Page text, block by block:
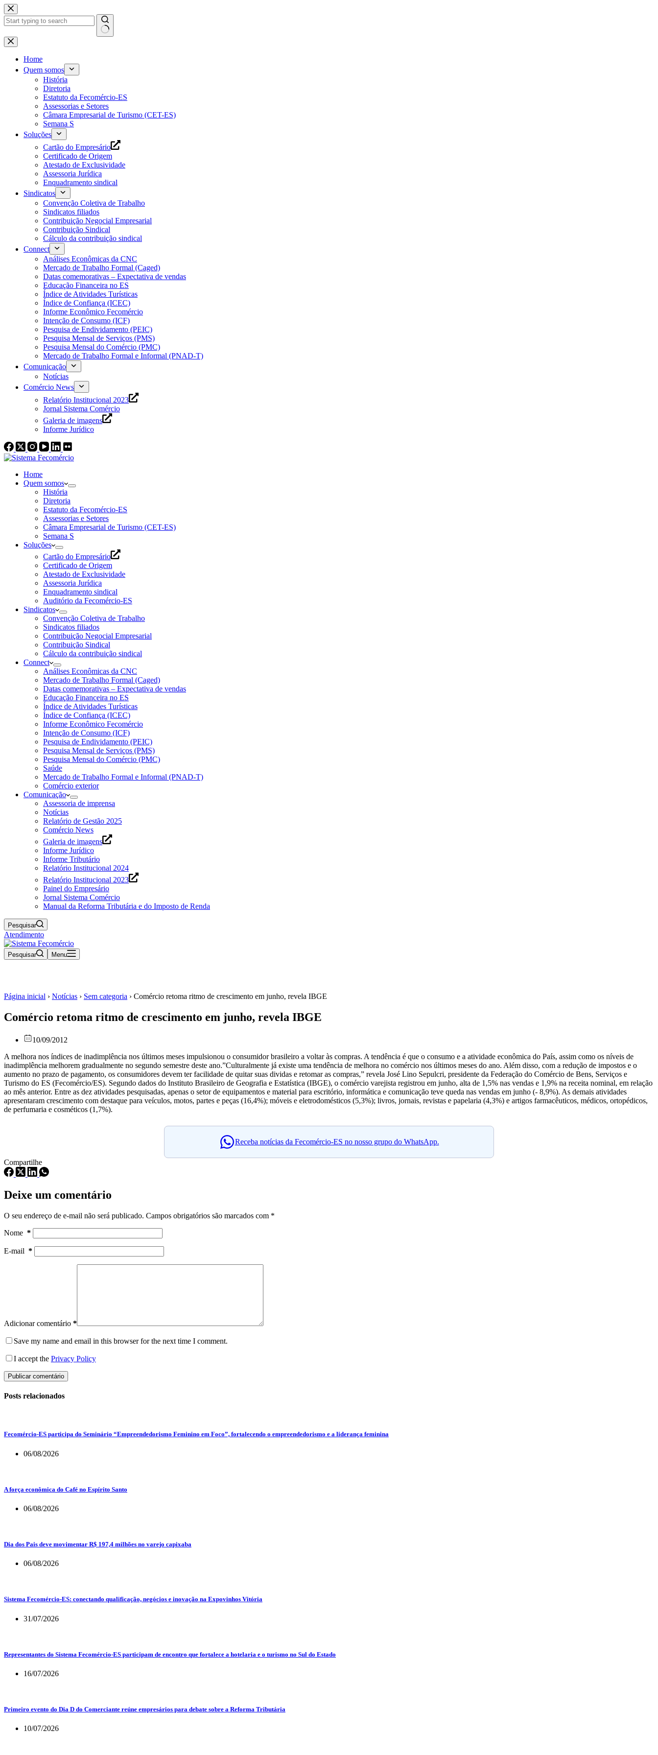
Pular
para
o
Home
Quem somos
História
Diretoria
Estatuto da Fecomércio-ES
Assessorias e Setores
Câmara Empresarial de Turismo (CET-ES)
Semana S
Soluções
Cartão do Empresário
Certificado de Origem
Atestado de Exclusividade
Assessoria Jurídica
Enquadramento sindical
Sindicatos
Convenção Coletiva de Trabalho
Sindicatos filiados
Contribuição Negocial Empresarial
Contribuição Sindical
Cálculo da contribuição sindical
Connect
Análises Econômicas da CNC
Mercado de Trabalho Formal (Caged)
Datas comemorativas – Expectativa de vendas
Educação Financeira no ES
Índice de Atividades Turísticas
Índice de Confiança (ICEC)
Informe Econômico Fecomércio
Intenção de Consumo (ICF)
Pesquisa de Endividamento (PEIC)
Pesquisa Mensal de Serviços (PMS)
Pesquisa Mensal do Comércio (PMC)
Mercado de Trabalho Formal e Informal (PNAD-T)
Comunicação
Notícias
Comércio News
Relatório Institucional 2023
Jornal Sistema Comércio
Galeria de imagens
Informe Jurídico
Home
Quem somos
História
Diretoria
Estatuto da Fecomércio-ES
Assessorias e Setores
Câmara Empresarial de Turismo (CET-ES)
Semana S
Soluções
Cartão do Empresário
Certificado de Origem
Atestado de Exclusividade
Assessoria Jurídica
Enquadramento sindical
Auditório da Fecomércio-ES
Sindicatos
Convenção Coletiva de Trabalho
Sindicatos filiados
Contribuição Negocial Empresarial
Contribuição Sindical
Cálculo da contribuição sindical
Connect
Análises Econômicas da CNC
Mercado de Trabalho Formal (Caged)
Datas comemorativas – Expectativa de vendas
Educação Financeira no ES
Índice de Atividades Turísticas
Índice de Confiança (ICEC)
Informe Econômico Fecomércio
Intenção de Consumo (ICF)
Pesquisa de Endividamento (PEIC)
Pesquisa Mensal de Serviços (PMS)
Pesquisa Mensal do Comércio (PMC)
Saúde
Mercado de Trabalho Formal e Informal (PNAD-T)
Comércio exterior
Comunicação
Assessoria de imprensa
Notícias
Relatório de Gestão 2025
Comércio News
Galeria de imagens
Informe Jurídico
Informe Tributário
Relatório Institucional 2024
Relatório Institucional 2023
Painel do Empresário
Jornal Sistema Comércio
Manual da Reforma Tributária e do Imposto de Renda
Pesquisar
Atendimento
Pesquisar Menu
Página inicial › Notícias › Sem categoria › Comércio retoma ritmo de crescimento em junho, revela IBGE
Comércio retoma ritmo de crescimento em junho, revela IBGE
10/09/2012
A melhora nos índices de inadimplência nos últimos meses impulsionou o consumidor brasileiro a voltar às compras. A tendência é que o consumo e a atividade econômica do País, assim como os níveis de
inadimplência melhorem gradualmente no segundo semestre deste ano.”Culturalmente já existe uma tendência de melhora no comércio nos últimos meses do ano. Além disso, com a redução de impostos e o
aumento no prazo de pagamento, os consumidores devem ter facilidade de quitar suas dividas e retomar as compras,” revela José Lino Sepulcri, presidente da Federação do Comércio de Bens, Serviços e
Turismo do ES (Fecomércio/ES). Segundo dados do Instituto Brasileiro de Geografia e Estatística (IBGE), o comércio varejista registrou em junho, alta de 1,5% nas vendas e 1,9% na receita nominal, em relação
ao mês anterior. Entre as dez atividades pesquisadas, apenas o setor de equipamentos e material para escritório, informática e comunicação teve queda nas vendas em junho (- 8,9%). As demais atividades
apresentaram crescimento com destaque para veículos, motos, partes e peças (16,4%); móveis e eletrodomésticos (5,3%); livros, jornais, revistas e papelaria (4,3%) e artigos farmacêuticos, médicos, ortopédicos,
de perfumaria e cosméticos (1,7%).
Receba notícias da Fecomércio-ES no nosso grupo do WhatsApp.
Compartilhe
Deixe um comentário
O seu endereço de e-mail não será publicado. Campos obrigatórios são marcados com *
Nome *
E-mail *
Adicionar comentário *
Save my name and email in this browser for the next time I comment.
I accept the Privacy Policy
Publicar comentário
Posts relacionados
Fecomércio-ES participa do Seminário “Empreendedorismo Feminino em Foco”, fortalecendo o empreendedorismo e a liderança feminina
06/08/2026
A força econômica do Café no Espírito Santo
06/08/2026
Dia dos Pais deve movimentar R$ 197,4 milhões no varejo capixaba
06/08/2026
Sistema Fecomércio-ES: conectando qualificação, negócios e inovação na Expovinhos Vitória
31/07/2026
Representantes do Sistema Fecomércio-ES participam de encontro que fortalece a hotelaria e o turismo no Sul do Estado
16/07/2026
Primeiro evento do Dia D do Comerciante reúne empresários para debate sobre a Reforma Tributária
10/07/2026